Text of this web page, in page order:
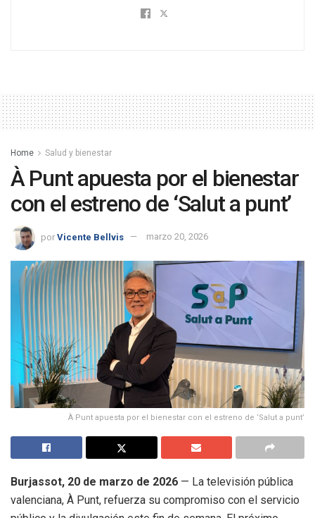
Home Salud y bienestar
À Punt apuesta por el bienestar
con el estreno de ‘Salut a punt’
por Vicente Bellvis marzo 20, 2026
À Punt apuesta por el bienestar con el estreno de ‘Salut a punt’
Burjassot, 20 de marzo de 2026 — La televisión pública
valenciana, À Punt, refuerza su compromiso con el servicio